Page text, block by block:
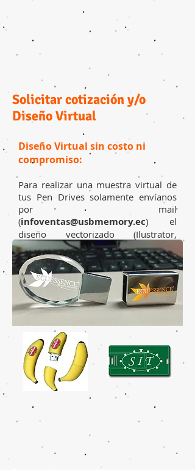
Solicitar cotización y/o
Diseño Virtual
Diseño Virtual sin costo ni
compromiso:
Para realizar una muestra virtual de
tus Pen Drives solamente envíanos
por mail
(infoventas@usbmemory.ec) el
diseño vectorizado (Ilustrator,
AutoCad) de la imagen que te
gustaría tengan tus Pen Drives.
Podría ser tu logo o la imagen de tu
producto.